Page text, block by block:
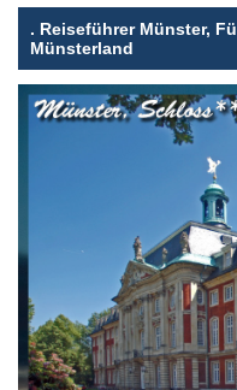
. Reiseführer Münster,
Münsterland